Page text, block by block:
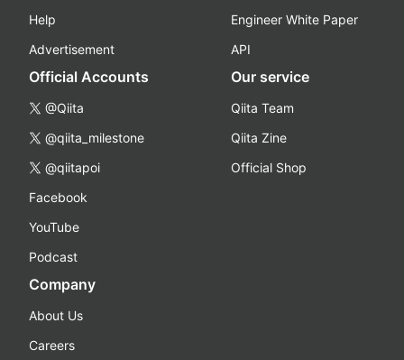
Help
Advertisement
Engineer White Paper
API
Official Accounts
@Qiita
@qiita_milestone
@qiitapoi
Facebook
YouTube
Podcast
Our service
Qiita Team
Qiita Zine
Official Shop
Company
About Us
Careers